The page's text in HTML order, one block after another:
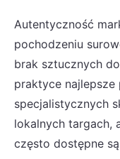
Autentyczność
pochodzeniu
brak sztucznych
praktyce
specjalistycznych
lokalnych targach,
często dostępne